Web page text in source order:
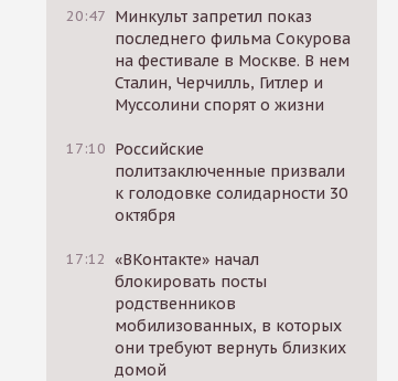
20:47 Минкульт запретил показ
последнего фильма Сокурова
на фестивале в Москве. В нем
Сталин, Черчилль, Гитлер и
Муссолини спорят о жизни
17:10 Российские
политзаключенные призвали
к голодовке солидарности 30
октября
17:12 «ВКонтакте» начал
блокировать посты
родственников
мобилизованных, в которых
они требуют вернуть близких
домой